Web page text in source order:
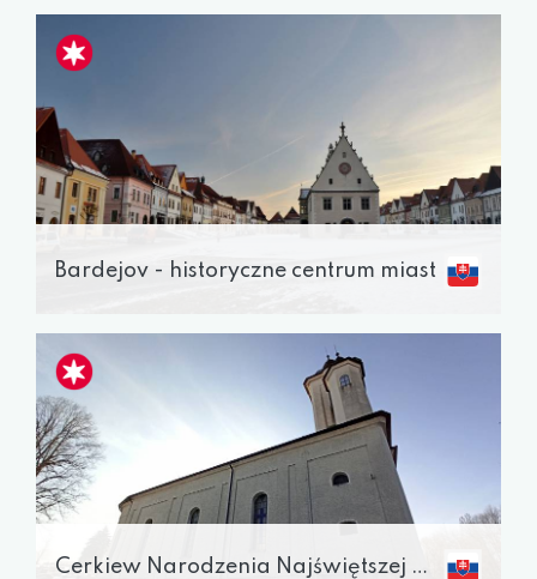
Bardejov - historyczne centrum miast
Cerkiew Narodzenia Najświętszej Maryi Panny